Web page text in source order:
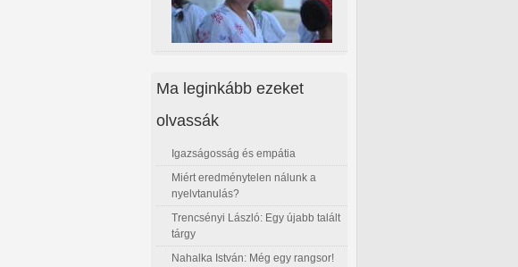
Ma leginkább ezeket
olvassák
Igazságosság és empátia
Miért eredménytelen nálunk a
nyelvtanulás?
Trencsényi László: Egy újabb talált
tárgy
Nahalka István: Még egy rangsor!